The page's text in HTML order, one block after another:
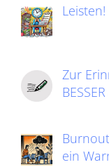
Zur
ein